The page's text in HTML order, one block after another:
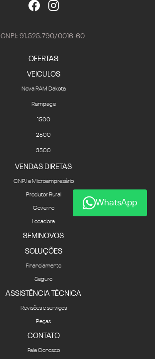
CNPJ: 91.525.790/0016-60
OFERTAS
VEICULOS
Nova RAM Dakota
Rampage
1500
2500
3500
VENDAS DIRETAS
CNPJ e Microempresário
Produtor Rural
Governo
Locadora
SEMINOVOS
SOLUÇÕES
Financiamento
Seguro
ASSISTÊNCIA TÉCNICA
Revisões e serviços
Peças
CONTATO
Fale Conosco
WhatsApp